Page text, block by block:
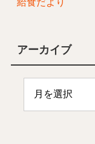
アーカイブ